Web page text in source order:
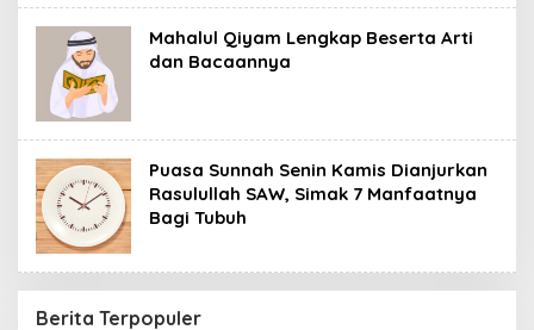
Mahalul Qiyam Lengkap Beserta Arti
dan Bacaannya
Puasa Sunnah Senin Kamis Dianjurkan
Rasulullah SAW, Simak 7 Manfaatnya
Bagi Tubuh
Berita Terpopuler